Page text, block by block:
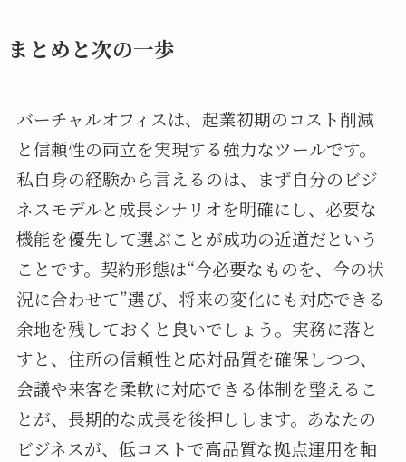
まとめと次の一歩
バーチャルオフィスは、起業初期のコスト削減
と信頼性の両立を実現する強力なツールです。
私自身の経験から言えるのは、まず自分のビジ
ネスモデルと成長シナリオを明確にし、必要な
機能を優先して選ぶことが成功の近道だという
ことです。契約形態は“今必要なものを、今の状
況に合わせて”選び、将来の変化にも対応できる
余地を残しておくと良いでしょう。実務に落と
すと、住所の信頼性と応対品質を確保しつつ、
会議や来客を柔軟に対応できる体制を整えるこ
とが、長期的な成長を後押しします。あなたの
ビジネスが、低コストで高品質な拠点運用を軸